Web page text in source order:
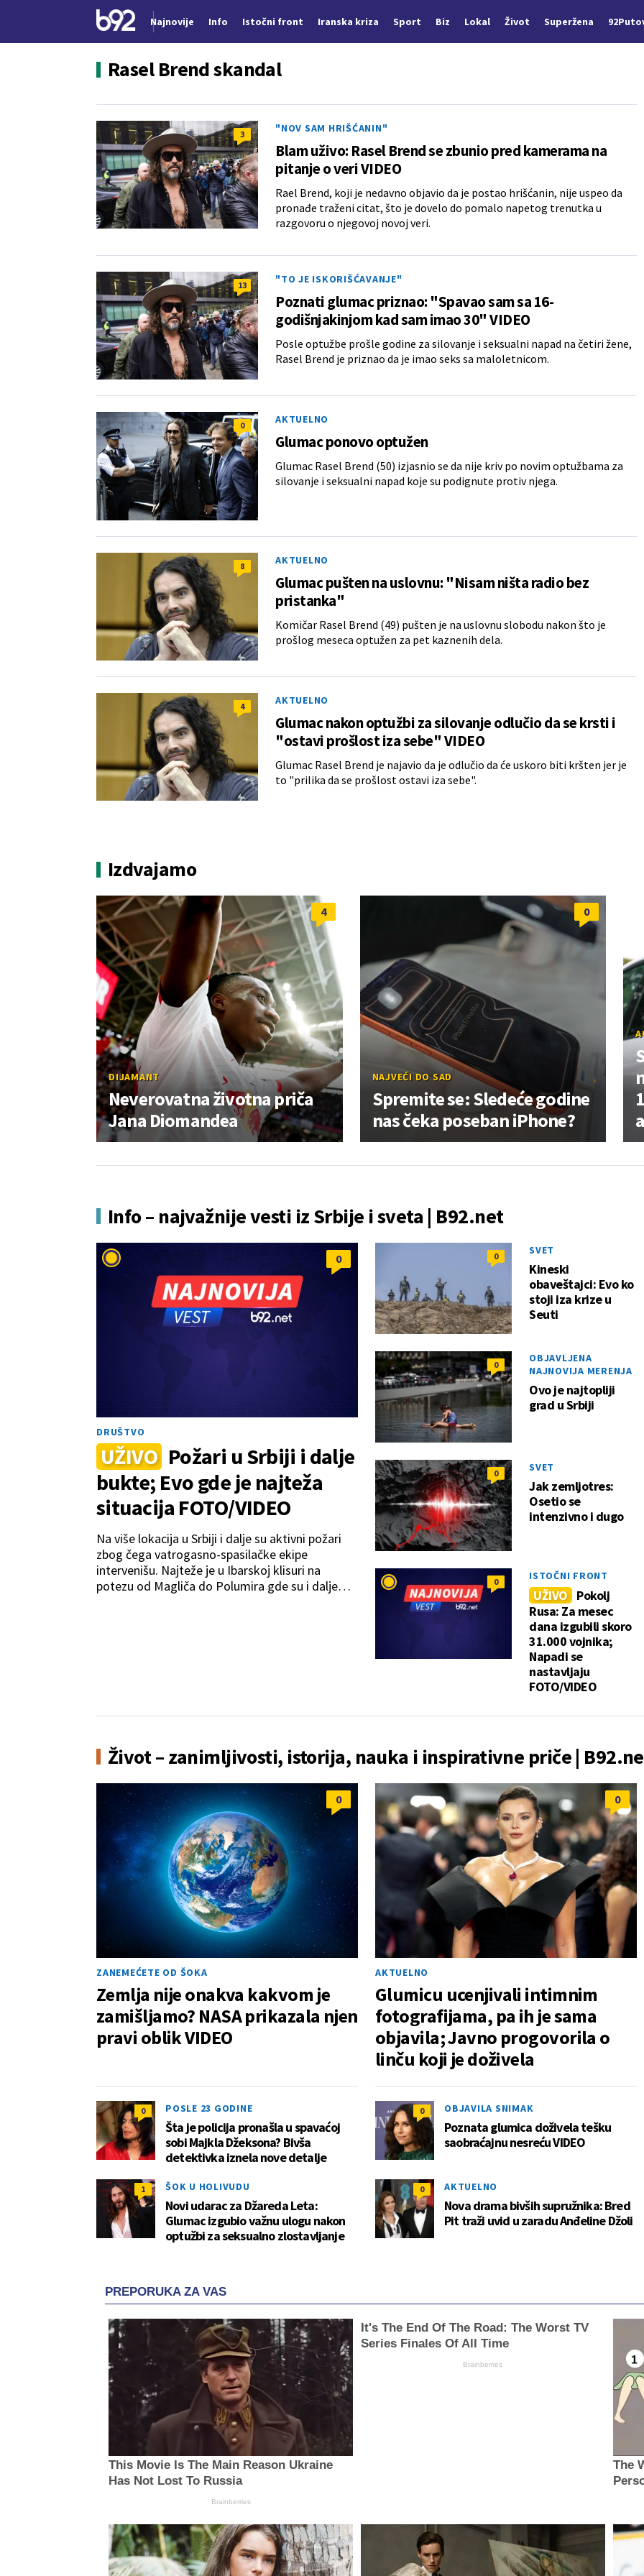
Najnovije Info Istočni front Iranska kriza Sport Biz Lokal Život Superžena
Rasel Brend skandal
3 "NOV SAM HRIŠĆANIN"
Blam uživo: Rasel Brend se zbunio pred kamerama na
pitanje o veri VIDEO
Rael Brend, koji je nedavno objavio da je postao hrišćanin, nije uspeo da
pronađe traženi citat, što je dovelo do pomalo napetog trenutka u
razgovoru o njegovoj novoj veri.
13 "TO JE ISKORIŠĆAVANJE"
Poznati glumac priznao: "Spavao sam sa 16-
godišnjakinjom kad sam imao 30" VIDEO
Posle optužbe prošle godine za silovanje i seksualni napad na četiri žene,
Rasel Brend je priznao da je imao seks sa maloletnicom.
0 AKTUELNO
Glumac ponovo optužen
Glumac Rasel Brend (50) izjasnio se da nije kriv po novim optužbama za
silovanje i seksualni napad koje su podignute protiv njega.
8 AKTUELNO
Glumac pušten na uslovnu: "Nisam ništa radio bez
pristanka"
Komičar Rasel Brend (49) pušten je na uslovnu slobodu nakon što je
prošlog meseca optužen za pet kaznenih dela.
4 AKTUELNO
Glumac nakon optužbi za silovanje odlučio da se krsti i
"ostavi prošlost iza sebe" VIDEO
Glumac Rasel Brend je najavio da je odlučio da će uskoro biti kršten jer je
to "prilika da se prošlost ostavi iza sebe".
Izdvajamo
4
DIJAMANT
Neverovatna životna priča
Jana Diomandea
0
NAJVEĆI DO SAD
Spremite se: Sledeće godine
nas čeka poseban iPhone?
Info – najvažnije vesti iz Srbije i sveta | B92.net
0
DRUŠTVO
UŽIVO Požari u Srbiji i dalje
bukte; Evo gde je najteža
situacija FOTO/VIDEO
Na više lokacija u Srbiji i dalje su aktivni požari
zbog čega vatrogasno-spasilačke ekipe
intervenišu. Najteže je u Ibarskoj klisuri na
potezu od Magliča do Polumira gde su i dalje
0 SVET
Kineski
obaveštajci: Evo ko
stoji iza krize u
Seuti
0
OBJAVLJENA
NAJNOVIJA MERENJA
Ovo je najtopliji
grad u Srbiji
0 SVET
Jak zemljotres:
Osetio se
intenzivno i dugo
0 ISTOČNI FRONT
UŽIVO Pokolj
Rusa: Za mesec
dana izgubili skoro
31.000 vojnika;
Napadi se
nastavljaju
FOTO/VIDEO
Život – zanimljivosti, istorija, nauka i inspirativne priče |
0
ZANEMEĆETE OD ŠOKA
Zemlja nije onakva kakvom je
zamišljamo? NASA prikazala njen
pravi oblik VIDEO
0
AKTUELNO
Glumicu ucenjivali intimnim
fotografijama, pa ih je sama
objavila; Javno progovorila o
linču koji je doživela
0 POSLE 23 GODINE
Šta je policija pronašla u spavaćoj
sobi Majkla Džeksona? Bivša
detektivka iznela nove detalje
0 OBJAVILA SNIMAK
Poznata glumica doživela tešku
saobraćajnu nesreću VIDEO
1 ŠOK U HOLIVUDU
Novi udarac za Džareda Leta:
Glumac izgubio važnu ulogu nakon
optužbi za seksualno zlostavljanje
0 AKTUELNO
Nova drama bivših supružnika: Bred
Pit traži uvid u zaradu Anđeline Džoli
PREPORUKA ZA VAS
This Movie Is The Main Reason Ukraine
Has Not Lost To Russia
Brainberries
It's The End Of The Road: The Worst TV
Series Finales Of All Time
Brainberries
The